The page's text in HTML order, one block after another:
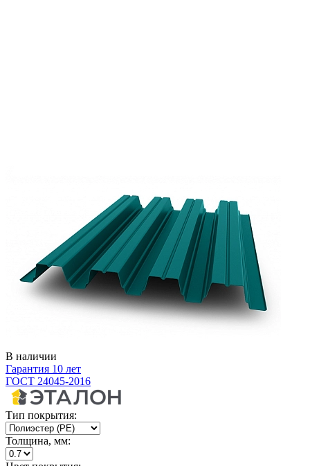
В наличии
Гарантия 10 лет
ГОСТ 24045-2016
Тип покрытия:
Толщина, мм: